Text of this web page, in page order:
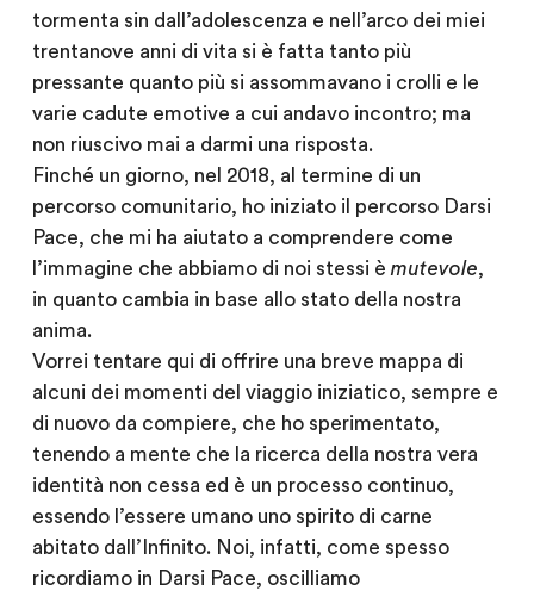
tormenta sin dall’adolescenza e nell’arco dei miei
trentanove anni di vita si è fatta tanto più
pressante quanto più si assommavano i crolli e le
varie cadute emotive a cui andavo incontro; ma
non riuscivo mai a darmi una risposta.
Finché un giorno, nel 2018, al termine di un
percorso comunitario, ho iniziato il percorso Darsi
Pace, che mi ha aiutato a comprendere come
l’immagine che abbiamo di noi stessi è mutevole,
in quanto cambia in base allo stato della nostra
anima.
Vorrei tentare qui di offrire una breve mappa di
alcuni dei momenti del viaggio iniziatico, sempre e
di nuovo da compiere, che ho sperimentato,
tenendo a mente che la ricerca della nostra vera
identità non cessa ed è un processo continuo,
essendo l’essere umano uno spirito di carne
abitato dall’Infinito. Noi, infatti, come spesso
ricordiamo in Darsi Pace, oscilliamo